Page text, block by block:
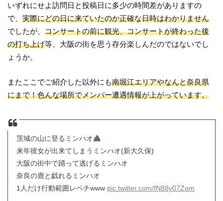
いずれにせよ訪問日と投稿日に多少の時間差がありますの
で、実際にどの日に来ていたのか正確な日時はわかりません
でしたが、コンサートの前に観光、コンサートが終わった後
の打ち上げ等、大阪の街を思う存分楽しんだのではないでし
ょうか。
またここでご紹介した以外にも南堀江エリアやなんと奈良県
にまで！色んな場所でメンバー遭遇情報が上がっています。
茨城の山に登るミンハオ
来年彼女が出来てしまうミンハオ(新大久保)
大阪の街中で踊って逃げるミンハオ
奈良の鹿と戯れるミンハオ
1人だけ行動範囲レベチwww pic.twitter.com/fN88y07Zom